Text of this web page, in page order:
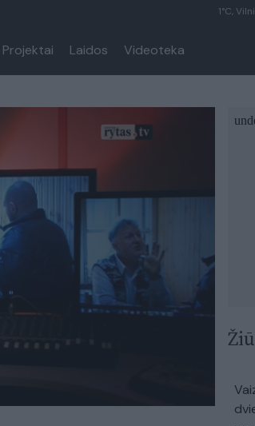
1°C,
Projektai Laidos Videoteka